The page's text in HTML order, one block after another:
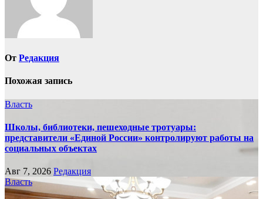
От Редакция
Похожая запись
Власть
Школы, библиотеки, пешеходные тротуары:
представители «Единой России» контролируют работы на
социальных объектах
Авг 7, 2026 Редакция
Власть